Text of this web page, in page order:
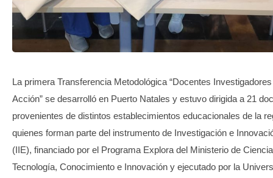
La primera Transferencia Metodológica “Docentes
Acción” se desarrolló en Puerto Natales y estuvo dirigida a 21
provenientes de distintos establecimientos educacionales de la
quienes forman parte del instrumento de Investigación e
(IIE), financiado por el Programa Explora del Ministerio de
Tecnología, Conocimiento e Innovación y ejecutado por la